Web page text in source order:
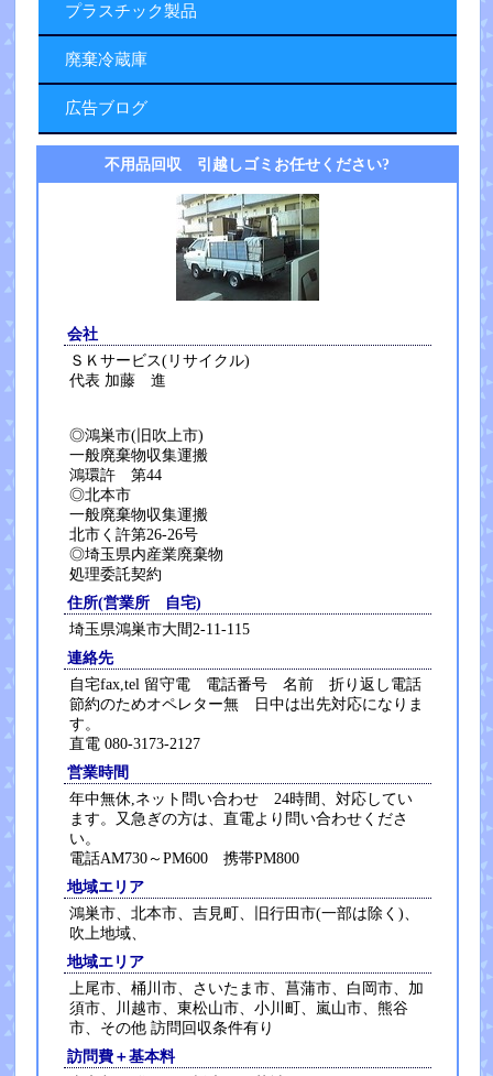
プラスチック製品
廃棄冷蔵庫
広告ブログ
不用品回収 引越しゴミお任せください?
会社
ＳＫサービス(リサイクル)
代表 加藤 進
◎鴻巣市(旧吹上市)
一般廃棄物収集運搬
鴻環許 第44
◎北本市
一般廃棄物収集運搬
北市く許第26-26号
◎埼玉県内産業廃棄物
処理委託契約
住所(営業所 自宅)
埼玉県鴻巣市大間2-11-115
連絡先
自宅fax,tel 留守電 電話番号 名前 折り返し電話
節約のためオペレター無 日中は出先対応になりま
す。
直電 080-3173-2127
営業時間
年中無休,ネット問い合わせ 24時間、対応してい
ます。又急ぎの方は、直電より問い合わせくださ
い。
電話AM730～PM600 携帯PM800
地域エリア
鴻巣市、北本市、吉見町、旧行田市(一部は除く)、
吹上地域、
地域エリア
上尾市、桶川市、さいたま市、菖蒲市、白岡市、加
須市、川越市、東松山市、小川町、嵐山市、熊谷
市、その他 訪問回収条件有り
訪問費＋基本料